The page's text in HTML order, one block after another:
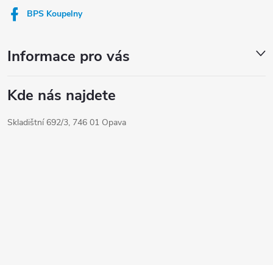
BPS Koupelny
Informace pro vás
Kde nás najdete
Skladištní 692/3, 746 01 Opava